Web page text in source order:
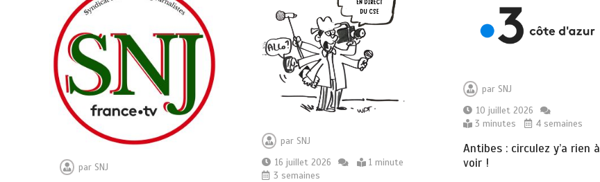
par SNJ
par SNJ
16 juillet 2026
1 minute
3 semaines
par SNJ
10 juillet 2026
3 minutes
4 semaines
Antibes : circulez y’a rien à
voir !